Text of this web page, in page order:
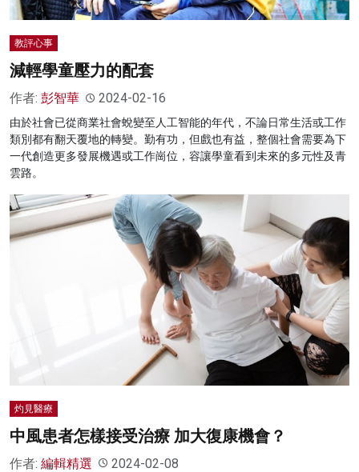
教評心事
減輕學童壓力的配套
作者: 彭智華 2024-02-16
由於社會已從商業社會蛻變至人工智能的年代，不論日常生活或工作
類別都有翻天覆地的轉變。勤有功，但戲也有益，整個社會需要為下
一代創造更多發展機遇或工作崗位，容讓學童看到未來的多元性及青
雲路。
灼見醫療
中風患者怎樣接受治療 加大復康機會？
作者: 編輯精選 2024-02-08